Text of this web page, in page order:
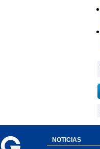
NOTICIAS